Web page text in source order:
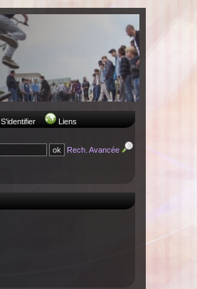
S'identifier Liens
Rech. Avancée